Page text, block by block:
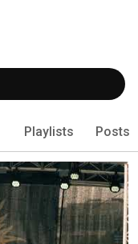
Playlists Posts